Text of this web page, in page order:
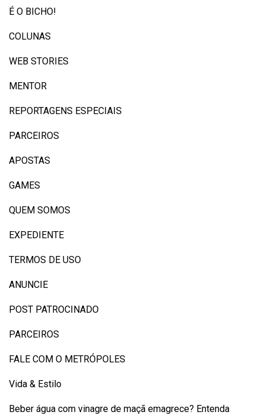
É O BICHO!
COLUNAS
WEB STORIES
MENTOR
REPORTAGENS ESPECIAIS
PARCEIROS
APOSTAS
GAMES
QUEM SOMOS
EXPEDIENTE
TERMOS DE USO
ANUNCIE
POST PATROCINADO
PARCEIROS
FALE COM O METRÓPOLES
Vida & Estilo
Beber água com vinagre de maçã emagrece? Entenda